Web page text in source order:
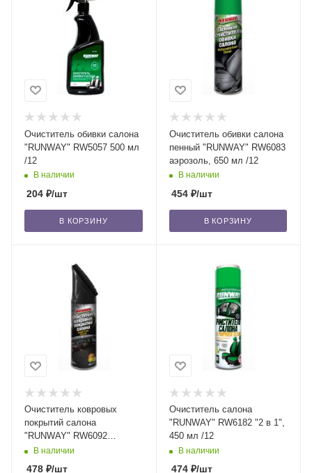
Очиститель обивки салона
"RUNWAY" RW5057 500 мл
/12
В наличии
204 ₽/шт
В КОРЗИНУ
Очиститель обивки салона
пенный "RUNWAY" RW6083
аэрозоль, 650 мл /12
В наличии
454₽/шт
В КОРЗИНУ
Очиститель ковровых
покрытий салона
"RUNWAY" RW6092
аэрозоль, 650 мл /12
В наличии
478 ₽/шт
Очиститель салона
"RUNWAY" RW6182 "2 в 1",
450 мл /12
В наличии
474₽/шт